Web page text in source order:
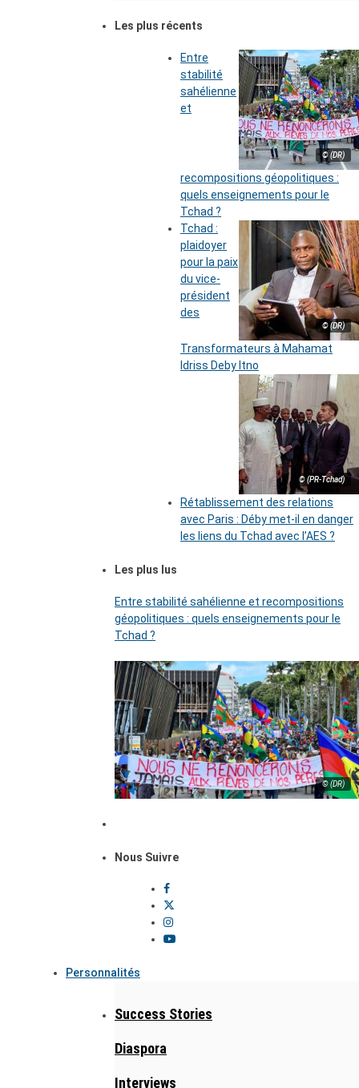
Les plus récents
© (DR)
Entre
stabilité
sahélienne
et
recompositions géopolitiques :
quels enseignements pour le
Tchad ?
© (DR)
Tchad :
plaidoyer
pour la paix
du vice-
président
des
Transformateurs à Mahamat
Idriss Deby Itno
© (PR-Tchad)
Rétablissement des relations
avec Paris : Déby met-il en danger
les liens du Tchad avec l’AES ?
Les plus lus
Entre stabilité sahélienne et recompositions
géopolitiques : quels enseignements pour le
Tchad ?
© (DR)
Nous Suivre
Personnalités
Success Stories
Diaspora
Interviews